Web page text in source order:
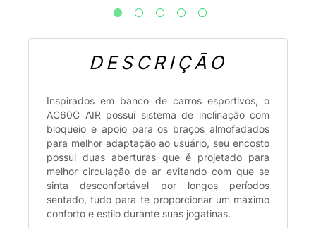
DESCRIÇÃO
Inspirados em banco de carros esportivos, o
AC60C AIR possui sistema de inclinação com
bloqueio e apoio para os braços almofadados
para melhor adaptação ao usuário, seu encosto
possui duas aberturas que é projetado para
melhor circulação de ar evitando com que se
sinta desconfortável por longos períodos
sentado, tudo para te proporcionar um máximo
conforto e estilo durante suas jogatinas.